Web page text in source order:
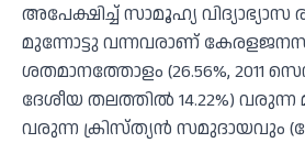
അപേക്ഷിച്ച് സാമൂഹ്യ
മുന്നോട്ടു വന്നവരാണ്
ശതമാനത്തോളം (26.56%, 2011
ദേശീയ തലത്തിൽ 14.22%) വരുന്ന
വരുന്ന ക്രിസ്ത്യൻ സമുദായവും